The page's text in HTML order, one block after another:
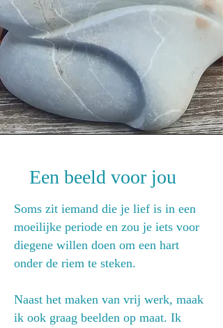
Een beeld voor jou
Soms zit iemand die je lief is in een
moeilijke periode en zou je iets voor
diegene willen doen om een hart
onder de riem te steken.
Naast het maken van vrij werk, maak
ik ook graag beelden op maat. Ik